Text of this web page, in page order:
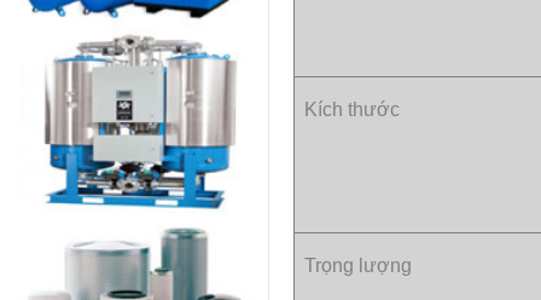
Kích thước
Trọng lượng